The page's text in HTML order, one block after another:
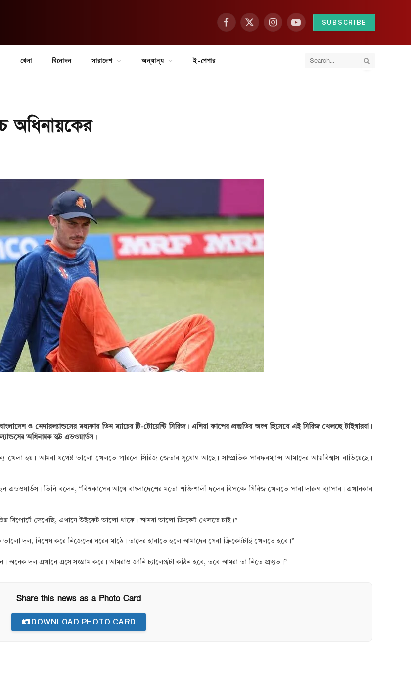
Facebook
X
InstagramYouTubeSUBSCRIBE
খেলা বিনোদন সারাদেশ অন্যান্য ই-পেপার
অধিনায়কের
ও নেদারল্যান্ডসের মধ্যকার তিন ম্যাচের টি-টোয়েন্টি সিরিজ। এশিয়া কাপের প্রস্তুতির অংশ হিসেবে এই সিরিজ খেলছে টাইগাররা।
অধিনায়ক স্কট এডওয়ার্ডস।
খেলা হয়। আমরা যথেষ্ট ভালো খেলতে পারলে সিরিজ জেতার সুযোগ আছে। সাম্প্রতিক পারফরম্যান্স আমাদের আত্মবিশ্বাস বাড়িয়েছে।
এডওয়ার্ডস। তিনি বলেন, “বিশ্বকাপের আগে বাংলাদেশের মতো শক্তিশালী দলের বিপক্ষে সিরিজ খেলতে পারা দারুণ ব্যাপার। এখানকার
রিপোর্টে দেখেছি, এখানে উইকেট ভালো থাকে। আমরা ভালো ক্রিকেট খেলতে চাই।”
দল, বিশেষ করে নিজেদের ঘরের মাঠে। তাদের হারাতে হলে আমাদের সেরা ক্রিকেটটাই খেলতে হবে।”
অনেক দল এখানে এসে সংগ্রাম করে। আমরাও জানি চ্যালেঞ্জটা কঠিন হবে, তবে আমরা তা নিতে প্রস্তুত।”
Share this news as a Photo Card
DOWNLOAD PHOTO CARD